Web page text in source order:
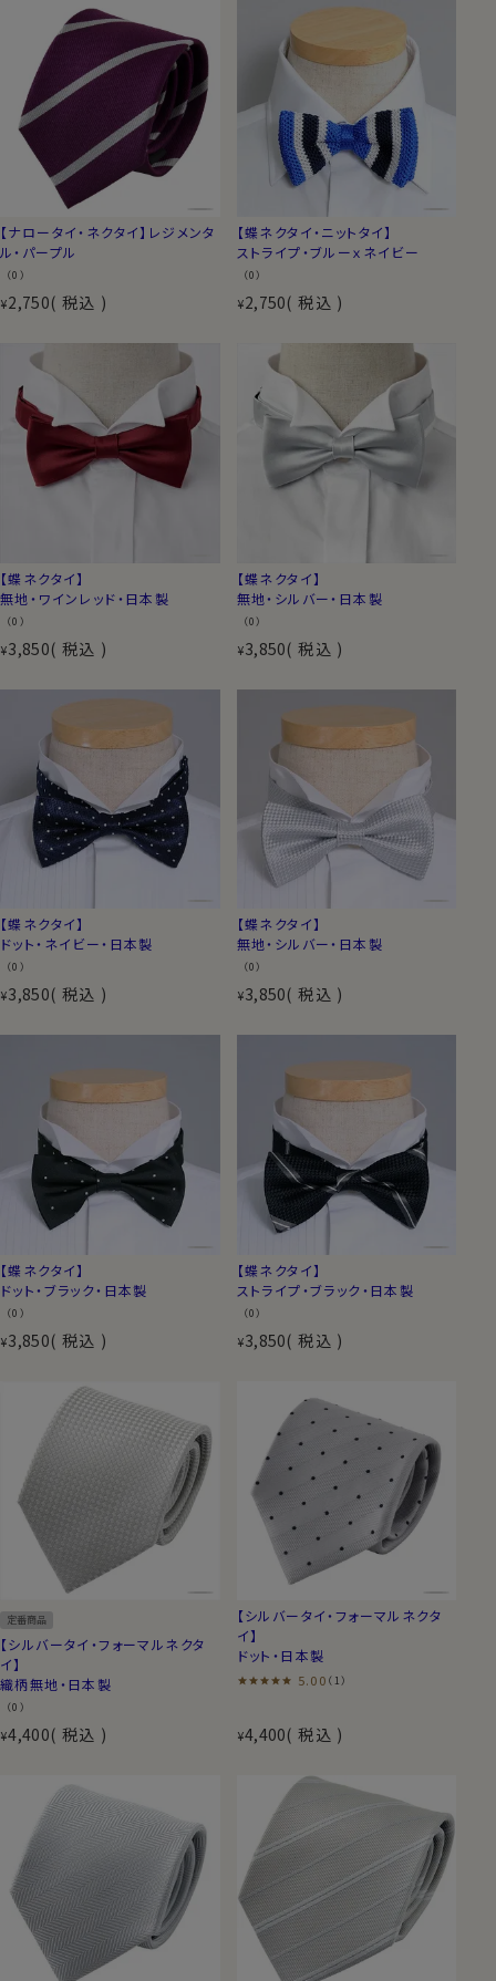
【ナロータイ・ネクタイ】レジメンタ
ル・パープル
（0）
¥2,750 税込
【蝶ネクタイ・ニットタイ】
ストライプ・ブルーｘネイビー
（0）
¥2,750 税込
【蝶ネクタイ】
無地・ワインレッド・日本製
（0）
¥3,850 税込
【蝶ネクタイ】
無地・シルバー・日本製
（0）
¥3,850 税込
【蝶ネクタイ】
ドット・ネイビー・日本製
（0）
¥3,850 税込
【蝶ネクタイ】
無地・シルバー・日本製
（0）
¥3,850 税込
【蝶ネクタイ】
ドット・ブラック・日本製
（0）
¥3,850 税込
【蝶ネクタイ】
ストライプ・ブラック・日本製
（0）
¥3,850 税込
定番商品
【シルバータイ・フォーマルネクタ
イ】
織柄無地・日本製
（0）
¥4,400 税込
【シルバータイ・フォーマルネクタ
イ】
ドット・日本製
5.00 （1）
¥4,400 税込